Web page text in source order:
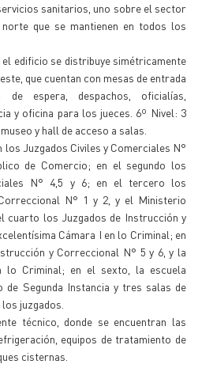
sanitarios, uno sobre el sector
que se mantienen en todos los
edificio se distribuye simétricamente
que cuentan con mesas de entrada
espera, despachos, oficialías,
y oficina para los jueces. 6º Nivel: 3
y hall de acceso a salas.
Juzgados Civiles y Comerciales N°
de Comercio; en el segundo los
N° 4,5 y 6; en el tercero los
N° 1 y 2, y el Ministerio
cuarto los Juzgados de Instrucción y
Cámara I en lo Criminal; en
y Correccional N° 5 y 6, y la
lo Criminal; en el sexto, la escuela
de Segunda Instancia y tres salas de
juzgados.
técnico, donde se encuentran las
equipos de tratamiento de
cisternas.